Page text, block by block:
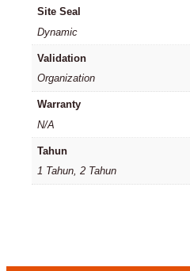
Site Seal
Dynamic
Validation
Organization
Warranty
N/A
Tahun
1 Tahun, 2 Tahun